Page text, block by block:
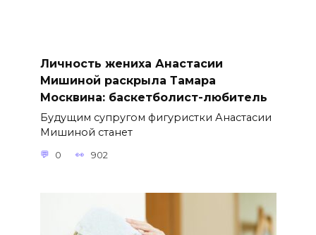
Личность жениха Анастасии
Мишиной раскрыла Тамара
Москвина: баскетболист-любитель
Будущим супругом фигуристки Анастасии
Мишиной станет
0 902